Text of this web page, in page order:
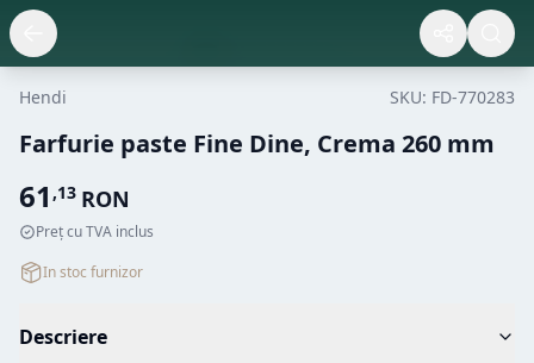
Hendi SKU: FD-770283
Farfurie paste Fine Dine, Crema 260 mm
61 ,13 RON
Preț cu TVA inclus
In stoc furnizor
Descriere